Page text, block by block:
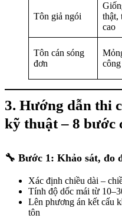
Tôn giả ngói
thật,
cao
Tôn cán sóng
đơn
3. Hướng dẫn thi
kỹ thuật – 8 bước
🔧 Bước 1: Khảo sát, đo
Xác định chiều dài –
Tính độ dốc mái từ
Lên phương án kết cấu
tôn